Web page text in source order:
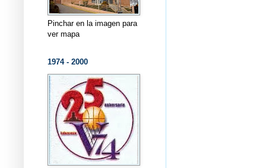
Pinchar en la imagen para
ver mapa
1974 - 2000